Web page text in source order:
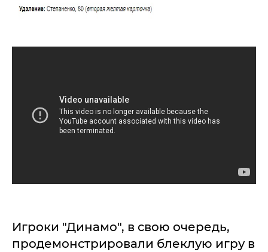
Игроки "Динамо", в свою очередь,
продемонстрировали блеклую игру в